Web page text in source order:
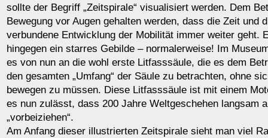
sollte der Begriff „Zeitspirale“ visualisiert werden. Dem
Bewegung vor Augen gehalten werden, dass die Zeit und
verbundene Entwicklung der Mobilität immer weiter geht.
hingegen ein starres Gebilde – normalerweise! Im
es von nun an die wohl erste Litfasssäule, die es dem
den gesamten „Umfang“ der Säule zu betrachten, ohne
bewegen zu müssen. Diese Litfasssäule ist mit einem
es nun zulässt, dass 200 Jahre Weltgeschehen langsam
„vorbeiziehen“.
Am Anfang dieser illustrierten Zeitspirale sieht man viel